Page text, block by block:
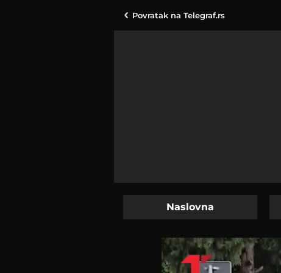
Povratak na Telegraf.rs
Naslovna